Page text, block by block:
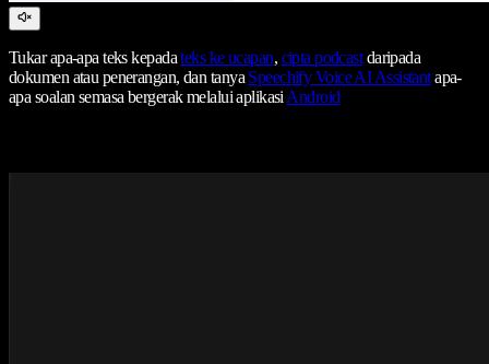
Tukar apa-apa teks kepadateks ke ucapan, cipta podcastdaripada
dokumen atau penerangan, dan tanyaSpeechify Voice AI Assistantapa-
apa soalan semasa bergerak melalui aplikasiAndroid